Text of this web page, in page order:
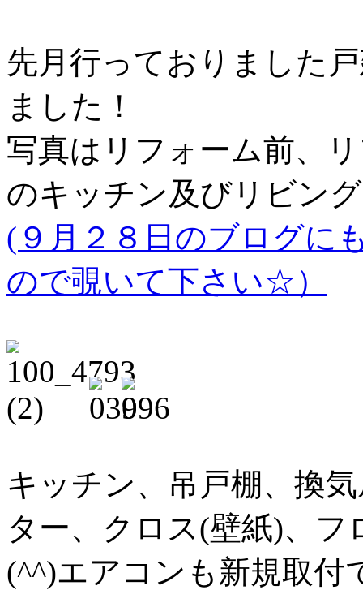
先月行っておりました
ました！
写真はリフォーム前、
のキッチン及びリビン
(９月２８日のブログに
ので覗いて下さい☆）
キッチン、吊戸棚、換
ター、クロス(壁紙)、
(^^)エアコンも新規取付